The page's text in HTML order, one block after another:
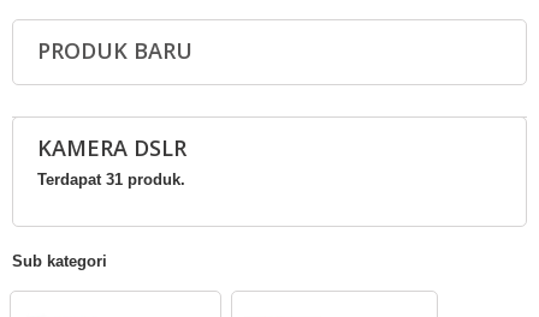
PRODUK BARU
KAMERA DSLR
Terdapat 31 produk.
Sub kategori